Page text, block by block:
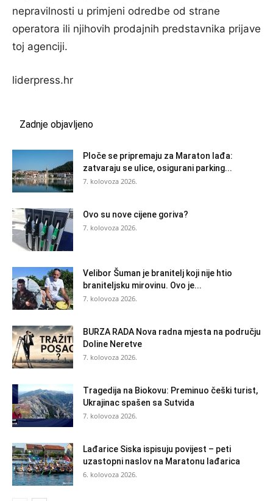
nepravilnosti u primjeni odredbe od strane
operatora ili njihovih prodajnih predstavnika prijave
toj agenciji.
liderpress.hr
Zadnje objavljeno
Ploče se pripremaju za Maraton lađa:
zatvaraju se ulice, osigurani parking...
7. kolovoza 2026.
Ovo su nove cijene goriva?
7. kolovoza 2026.
Velibor Šuman je branitelj koji nije htio
braniteljsku mirovinu. Ovo je...
7. kolovoza 2026.
BURZA RADA Nova radna mjesta na području
Doline Neretve
7. kolovoza 2026.
Tragedija na Biokovu: Preminuo češki turist,
Ukrajinac spašen sa Sutvida
7. kolovoza 2026.
Lađarice Siska ispisuju povijest – peti
uzastopni naslov na Maratonu lađarica
6. kolovoza 2026.